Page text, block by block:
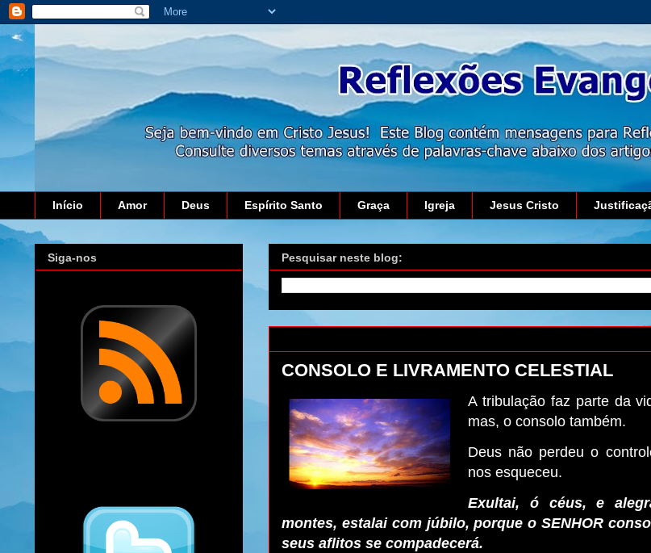
Início Amor Deus Espírito Santo Graça Igreja Jesus Cristo
Pesquisar neste blog:
CONSOLO E LIVRAMENTO CELESTIAL
A tribulação faz parte da
mas, o consolo também.
Deus não perdeu o
nos esqueceu.
Exultai, ó céus, e
montes, estalai com júbilo, porque o SENHOR
seus aflitos se compadecerá.
Siga-nos